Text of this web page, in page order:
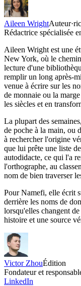
Aileen Wright
Rédactrice spécialisée
Aileen Wright est une
New York, où le
lecture d'une
remplir un long après-
venue à écrire sur les
de monnaie ou la
les siècles et en
La plupart des
de poche à la main, ou
à rechercher l'origine
que lui prête une liste
autodidacte, ce qui l'a
l'orthographe, au
nom de bien traverser
Pour Namefi, elle écrit
derrière les noms de
lorsqu'elles changent
histoire et une source
Victor ZhouÉdition
Fondateur et
LinkedIn